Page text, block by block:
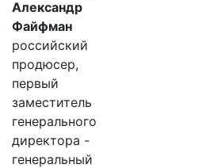
Александр
Файфман
российский
продюсер,
первый
заместитель
генерального
директора -
генеральный